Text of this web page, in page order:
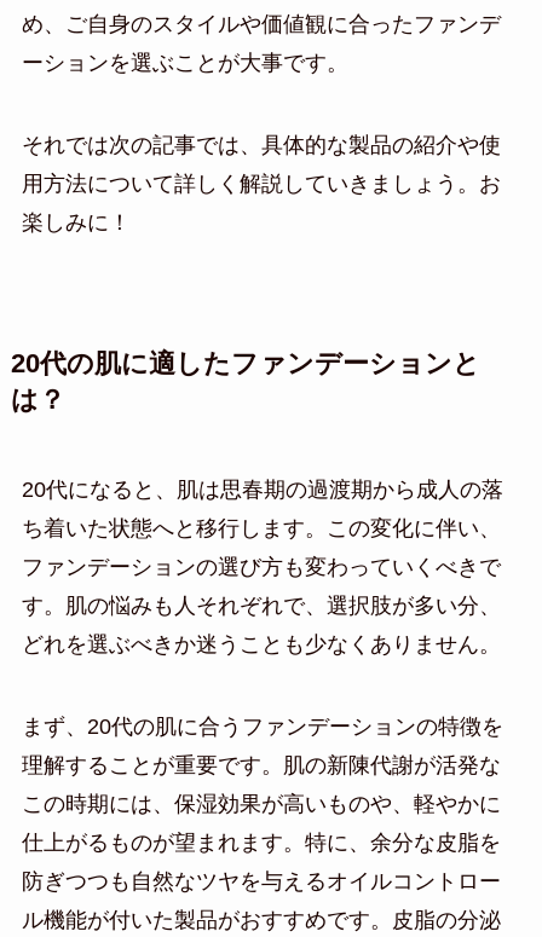
め、ご自身のスタイルや価値観に合ったファンデ
ーションを選ぶことが大事です。
それでは次の記事では、具体的な製品の紹介や使
用方法について詳しく解説していきましょう。お
楽しみに！
20代の肌に適したファンデーションと
は？
20代になると、肌は思春期の過渡期から成人の落
ち着いた状態へと移行します。この変化に伴い、
ファンデーションの選び方も変わっていくべきで
す。肌の悩みも人それぞれで、選択肢が多い分、
どれを選ぶべきか迷うことも少なくありません。
まず、20代の肌に合うファンデーションの特徴を
理解することが重要です。肌の新陳代謝が活発な
この時期には、保湿効果が高いものや、軽やかに
仕上がるものが望まれます。特に、余分な皮脂を
防ぎつつも自然なツヤを与えるオイルコントロー
ル機能が付いた製品がおすすめです。皮脂の分泌